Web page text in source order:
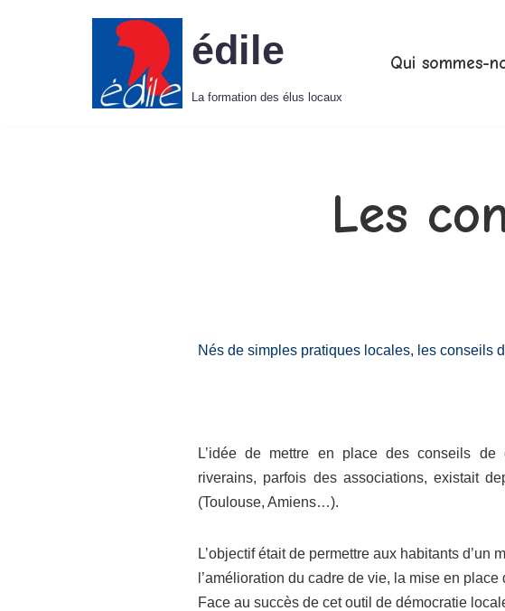
édile
La formation des élus locaux
Qui sommes-
Les
Nés de simples pratiques locales, les conseils
L’idée de mettre en place des conseils de
riverains, parfois des associations, existait
(Toulouse, Amiens…).
L’objectif était de permettre aux habitants
l’amélioration du cadre de vie, la mise en
Face au succès de cet outil de démocratie